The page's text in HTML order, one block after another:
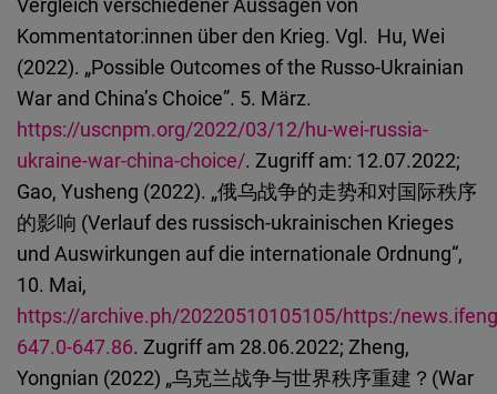
Kommentator:innen über den Krieg. Vgl. Hu, Wei
(2022). „Possible Outcomes of the Russo-Ukrainian
War and China’s Choice”. 5. März.
https://uscnpm.org/2022/03/12/hu-wei-russia-
ukraine-war-china-choice/. Zugriff am: 12.07.2022;
Gao, Yusheng (2022). „俄乌战争的走势和对国际秩序
的影响 (Verlauf des russisch-ukrainischen Krieges
und Auswirkungen auf die internationale Ordnung“,
10. Mai,
https://archive.ph/20220510105105/https:/
647.0-647.86. Zugriff am 28.06.2022; Zheng,
Yongnian (2022) „乌克兰战争与世界秩序重建？(War